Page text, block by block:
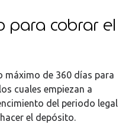
para cobrar el
máximo de 360 días para
cuales empiezan a
del periodo legal
el depósito.